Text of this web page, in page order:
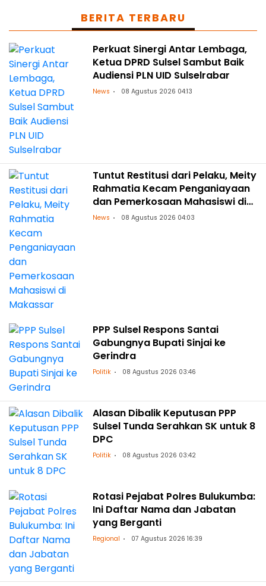
BERITA TERBARU
Perkuat Sinergi Antar Lembaga,
Ketua DPRD Sulsel Sambut Baik
Audiensi PLN UID Sulselrabar
News 08 Agustus 2026 04:13
Tuntut Restitusi dari Pelaku, Meity
Rahmatia Kecam Penganiayaan
dan Pemerkosaan Mahasiswi di
Makassar
News 08 Agustus 2026 04:03
PPP Sulsel Respons Santai
Gabungnya Bupati Sinjai ke
Gerindra
Politik 08 Agustus 2026 03:46
Alasan Dibalik Keputusan PPP
Sulsel Tunda Serahkan SK untuk 8
DPC
Politik 08 Agustus 2026 03:42
Rotasi Pejabat Polres Bulukumba:
Ini Daftar Nama dan Jabatan
yang Berganti
Regional 07 Agustus 2026 16:39